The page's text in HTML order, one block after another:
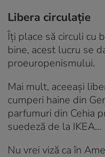
Libera circulație
Îți place să circuli cu
bine, acest lucru se
proeuropenismului.
Mai mult, aceeași
cumperi haine din
parfumuri din Cehia
suedeză de la IKEA…
Nu vrei viză ca în